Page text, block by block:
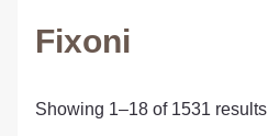
Fixoni
Showing 1–18 of 1531 results